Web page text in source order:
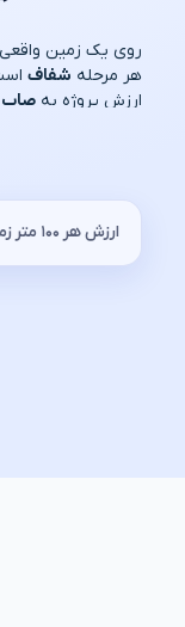
روی یک زمین
هر مرحله شفاف
ارزش پروژه به صاب
ارزش هر ۱۰۰ متر زمین، در پایان ساخت